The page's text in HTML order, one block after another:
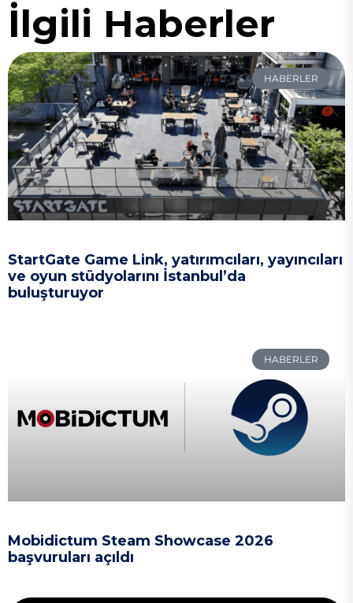
İlgili Haberler
HABERLER
StartGate Game Link, yatırımcıları, yayıncıları
ve oyun stüdyolarını İstanbul’da
buluşturuyor
HABERLER
Mobidictum Steam Showcase 2026
başvuruları açıldı